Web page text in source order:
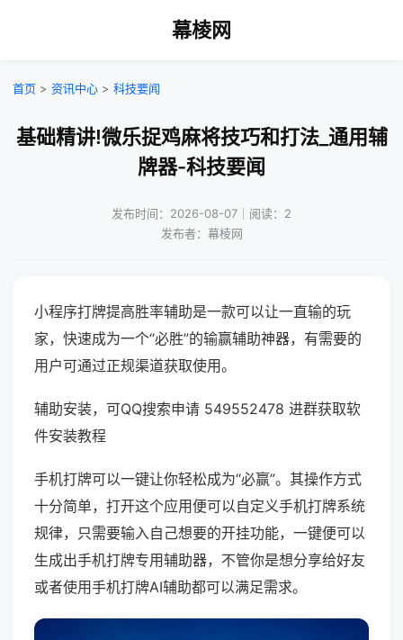
幕棱网
首页 > 资讯中心 > 科技要闻
基础精讲!微乐捉鸡麻将技巧和打法_通用辅
牌器-科技要闻
发布时间：2026-08-07｜阅读：2
发布者：幕棱网
小程序打牌提高胜率辅助是一款可以让一直输的玩
家，快速成为一个“必胜”的输赢辅助神器，有需要的
用户可通过正规渠道获取使用。
辅助安装，可QQ搜索申请 549552478 进群获取软
件安装教程
手机打牌可以一键让你轻松成为“必赢”。其操作方式
十分简单，打开这个应用便可以自定义手机打牌系统
规律，只需要输入自己想要的开挂功能，一键便可以
生成出手机打牌专用辅助器，不管你是想分享给好友
或者使用手机打牌AI辅助都可以满足需求。